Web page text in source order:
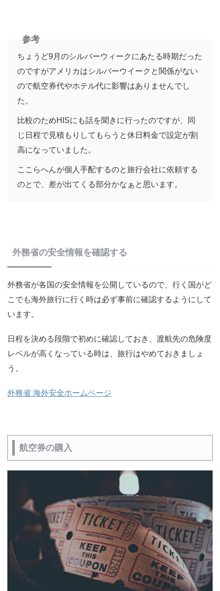
参考
ちょうど9月のシルバーウィークにあたる時期だった
のですがアメリカはシルバーウイークと関係がない
ので航空券代やホテル代に影響はありませんでし
た。
比較のためHISにも話を聞きに行ったのですが、同
じ日程で見積もりしてもらうと休日料金で設定が割
高になっていました。
ここらへんが個人手配するのと旅行会社に依頼する
のとで、差が出てくる部分かなぁと思います。
外務省の安全情報を確認する
外務省が各国の安全情報を公開しているので、行く国がど
こでも海外旅行に行く時は必ず事前に確認するようにして
います。
日程を決める段階で初めに確認しておき、渡航先の危険度
レベルが高くなっている時は、旅行はやめておきましょ
う。
外務省 海外安全ホームページ
航空券の購入